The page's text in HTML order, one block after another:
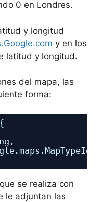
0 en Londres.
y longitud
y en los
latitud y longitud.
del mapa, las
forma:
se realiza con
le adjuntan las